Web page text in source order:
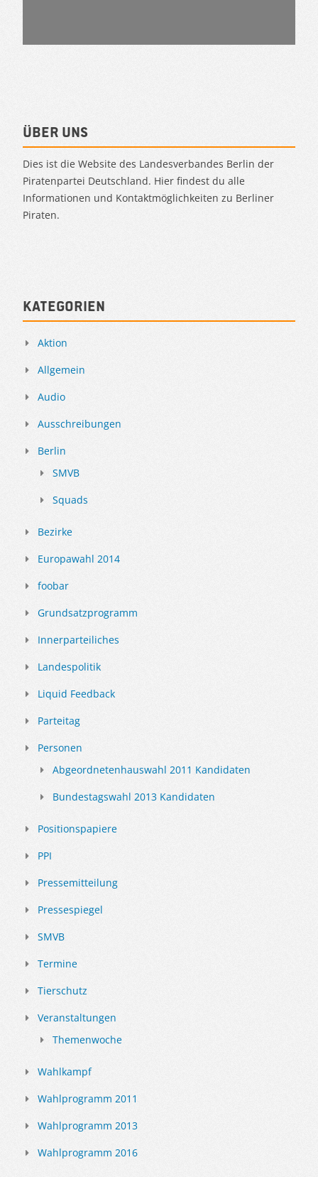
Über uns
Dies ist die Website des Landesverbandes Berlin der
Piratenpartei Deutschland. Hier findest du alle
Informationen und Kontaktmöglichkeiten zu Berliner
Piraten.
Kategorien
Aktion
Allgemein
Audio
Ausschreibungen
Berlin
SMVB
Squads
Bezirke
Europawahl 2014
foobar
Grundsatzprogramm
Innerparteiliches
Landespolitik
Liquid Feedback
Parteitag
Personen
Abgeordnetenhauswahl 2011 Kandidaten
Bundestagswahl 2013 Kandidaten
Positionspapiere
PPI
Pressemitteilung
Pressespiegel
SMVB
Termine
Tierschutz
Veranstaltungen
Themenwoche
Wahlkampf
Wahlprogramm 2011
Wahlprogramm 2013
Wahlprogramm 2016